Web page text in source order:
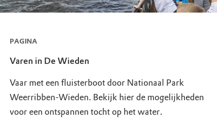
PAGINA
Varen in De Wieden
Vaar met een fluisterboot door Nationaal Park
Weerribben-Wieden. Bekijk hier de mogelijkheden
voor een ontspannen tocht op het water.